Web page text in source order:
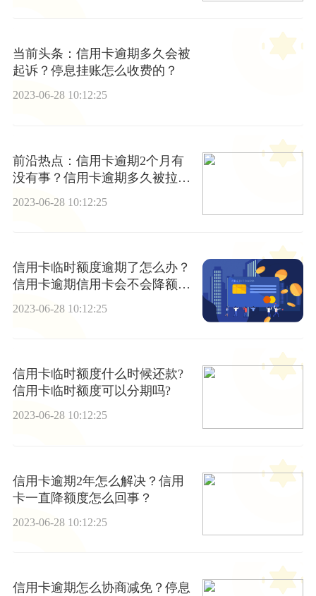
当前头条：信用卡逾期多久会被
起诉？停息挂账怎么收费的？
2023-06-28 10:12:25
前沿热点：信用卡逾期2个月有
没有事？信用卡逾期多久被拉入
2023-06-28 10:12:25
信用卡临时额度逾期了怎么办？
信用卡逾期信用卡会不会降额
2023-06-28 10:12:25
信用卡临时额度什么时候还款?
信用卡临时额度可以分期吗?
2023-06-28 10:12:25
信用卡逾期2年怎么解决？信用
卡一直降额度怎么回事？
2023-06-28 10:12:25
信用卡逾期怎么协商减免？停息